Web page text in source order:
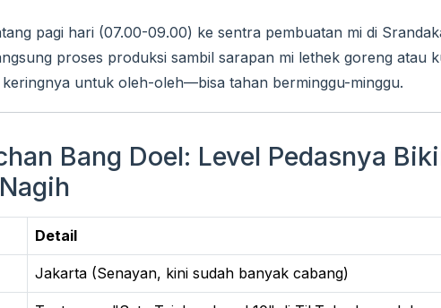
pagi hari (07.00-09.00) ke sentra pembuatan mi di
proses produksi sambil sarapan mi lethek goreng atau
untuk oleh-oleh—bisa tahan berminggu-minggu.
Bang Doel: Level Pedasnya
Detail
Jakarta (Senayan, kini sudah banyak cabang)